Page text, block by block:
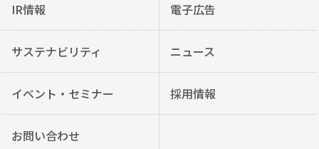
IR情報 電子広告
サステナビリティ ニュース
イベント・セミナー 採用情報
お問い合わせ